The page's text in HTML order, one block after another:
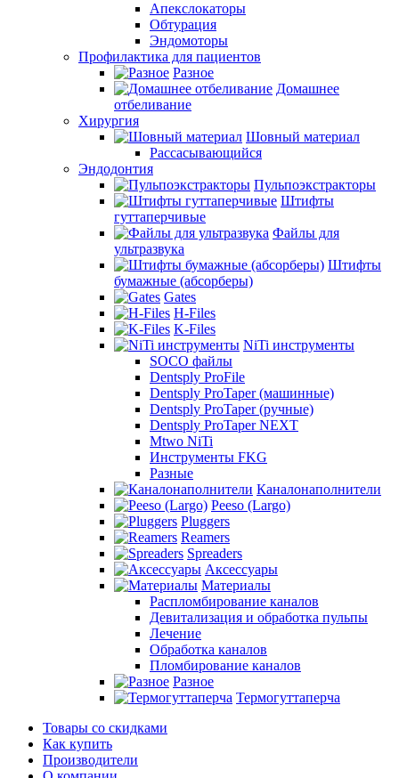
Апекслокаторы
Обтурация
Эндомоторы
Профилактика для пациентов
Разное
Домашнее
отбеливание
Хирургия
Шовный материал
Рассасывающийся
Эндодонтия
Пульпоэкстракторы
Штифты
гуттаперчивые
Файлы для
ультразвука
Штифты
бумажные (абсорберы)
Gates
H-Files
K-Files
NiTi инструменты
SOCO файлы
Dentsply ProFile
Dentsply ProTaper (машинные)
Dentsply ProTaper (ручные)
Dentsply ProTaper NEXT
Mtwo NiTi
Инструменты FKG
Разные
Каналонаполнители
Peeso (Largo)
Pluggers
Reamers
Spreaders
Аксессуары
Материалы
Распломбирование каналов
Девитализация и обработка пульпы
Лечение
Обработка каналов
Пломбирование каналов
Разное
Термогуттаперча
Товары со скидками
Как купить
Производители